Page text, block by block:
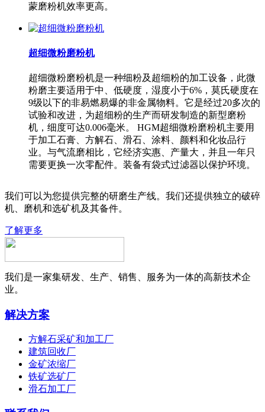
蒙磨粉机效率更高。
超细微粉磨粉机
超细微粉磨粉机是一种细粉及超细粉的加工设备，此微
粉磨主要适用于中、低硬度，湿度小于6%，莫氏硬度在
9级以下的非易燃易爆的非金属物料。它是经过20多次的
试验和改进，为超细粉的生产而研发制造的新型磨粉
机，细度可达0.006毫米。 HGM超细微粉磨粉机主要用
于加工石膏、方解石、滑石、涂料、颜料和化妆品行
业。与气流磨相比，它经济实惠、产量大，并且一年只
需要更换一次零配件。装备有袋式过滤器以保护环境。
我们可以为您提供完整的研磨生产线。我们还提供独立的破碎
机、磨机和选矿机及其备件。
了解更多
我们是一家集研发、生产、销售、服务为一体的高新技术企
业。
解决方案
方解石采矿和加工厂
建筑回收厂
金矿浓缩厂
铁矿选矿厂
滑石加工厂